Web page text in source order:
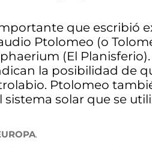
que escribió
Ptolomeo (o
(El
la posibilidad de
Ptolomeo
solar que se
.